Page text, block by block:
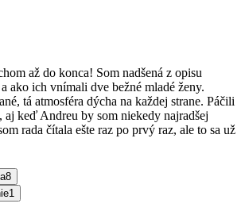
až do konca! Som nadšená z opisu
ako ich vnímali dve bežné mladé ženy.
tá atmosféra dýcha na každej strane. Páčili
aj keď Andreu by som niekedy najradšej
rada čítala ešte raz po prvý raz, ale to sa už
8
1